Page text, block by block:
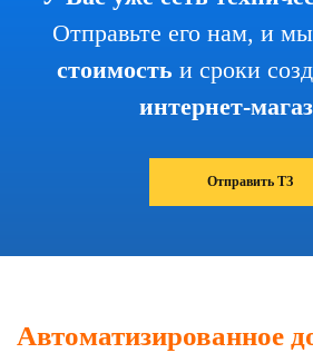
Отправьте его нам, и мы
стоимость и сроки
интернет-
Отправить ТЗ
Автоматизированное